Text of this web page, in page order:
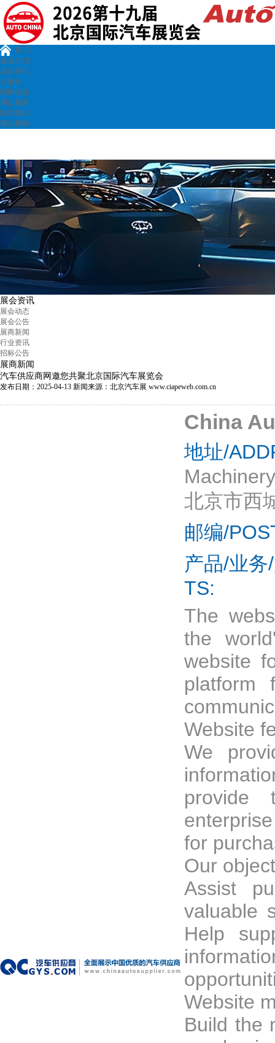
首 页
展会介绍
展会资讯
云展示
同期活动
周边服务
联系我们
观众指南
展会资讯
展会动态
展会公告
展商新闻
行业资讯
招标公告
展商新闻
汽车供应商网邀您共聚北京国际汽车展览会
发布日期：2025-04-13 新闻来源：北京汽车展 www.ciapeweb.com.cn
China
地址/
北京市西
邮编/
产品/业务
TS:
The
the
website
platform
Website
We
provide
for
Our
Assist
valuable
Help
Website
Build the